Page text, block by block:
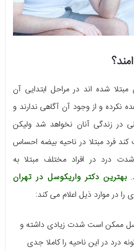
مبتلا شده اند در مراحل ابتدایی آن
نکرده و از وجود آن آگاهی ندارند و
در زندگی آنان نخواهد شد ولیکن
کند فرد مبتلا در ناحیه بیضه احساس
درد در افراد مختلف مبتلا به
بهترین دکتر واریکوسل در تهران
را در موارد ذیل اعلام می کند:
ممکن است شدت زیادی داشته و
درد در این ناحیه را کاملا جدی